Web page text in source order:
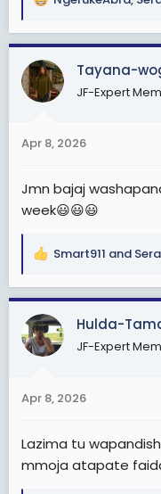
R
a
c
t
i
s
Tayana-
JF-Expert
Apr 8, 2026
Jmn bajaj
week😃😃😃
R
a
c
t
i
s
Smart911 and
Hulda-
JF-Expert
Apr 8, 2026
Lazima tu
mmoja atapate